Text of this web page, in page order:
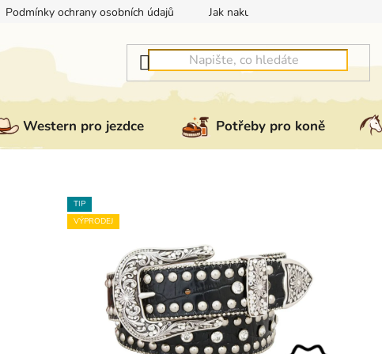
Podmínky ochrany osobních údajů Jak nakupovat
Western pro jezdce Potřeby pro koně
TIP
VÝPRODEJ